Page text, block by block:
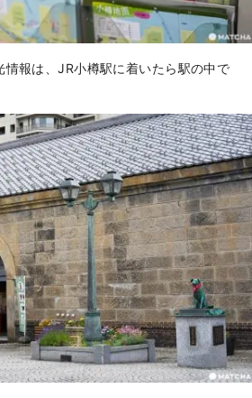
情報は、JR小樽駅に着いたら駅の中で